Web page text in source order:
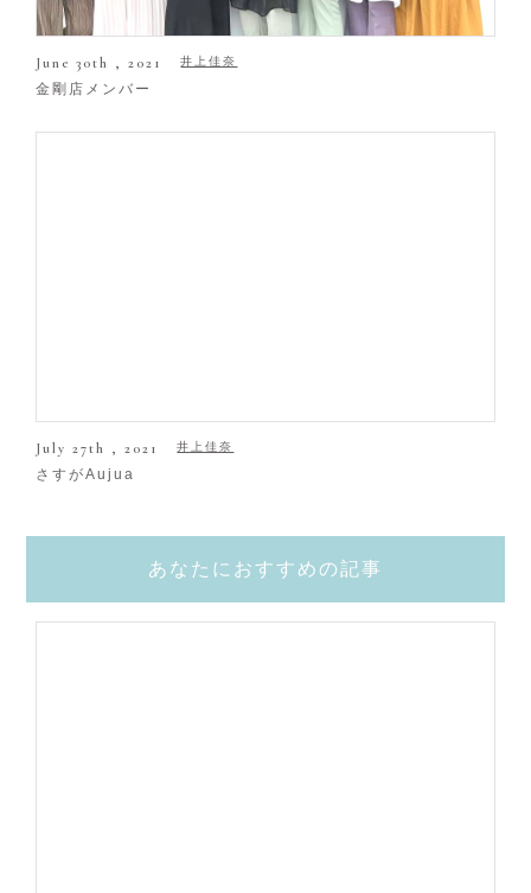
June 30th , 2021 井上佳奈
金剛店メンバー
July 27th , 2021 井上佳奈
さすがAujua
あなたにおすすめの記事